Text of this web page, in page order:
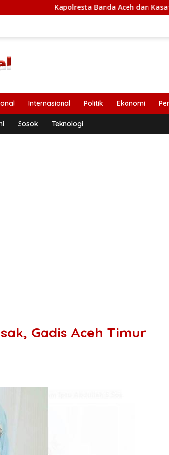
Kapolresta Banda Aceh dan Kasat Narkoba
Internasional Politik Ekonomi
Sosok Teknologi
Gadis Aceh Timur